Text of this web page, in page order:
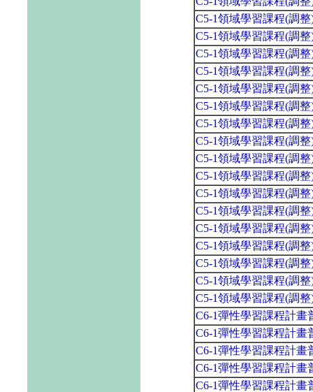
C5-1領域學習課程(調
C5-1領域學習課程(調
C5-1領域學習課程(調
C5-1領域學習課程(調
C5-1領域學習課程(調
C5-1領域學習課程(調
C5-1領域學習課程(調
C5-1領域學習課程(調
C5-1領域學習課程(調
C5-1領域學習課程(調
C5-1領域學習課程(調
C5-1領域學習課程(調
C5-1領域學習課程(調
C5-1領域學習課程(調
C5-1領域學習課程(調
C5-1領域學習課程(調
C5-1領域學習課程(調
C6-1彈性學習課程計畫
C6-1彈性學習課程計畫
C6-1彈性學習課程計畫
C6-1彈性學習課程計畫
C6-1彈性學習課程計畫